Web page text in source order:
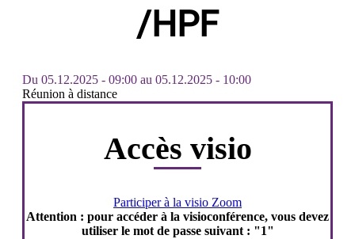
/HPF
Du 05.12.2025 - 09:00 au 05.12.2025 - 10:00
Réunion à distance
Accès visio
Participer à la visio Zoom
Attention : pour accéder à la visioconférence, vous devez
utiliser le mot de passe suivant : "1"